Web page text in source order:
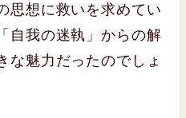
思想に救いを求めてい
自我の迷執」からの解
な魅力だったのでしょ